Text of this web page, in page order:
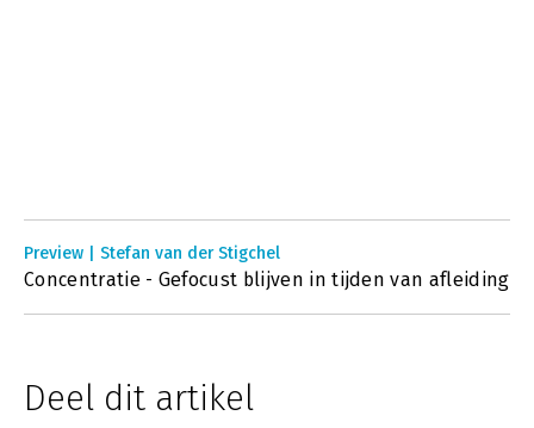
Preview | Stefan van der Stigchel
Concentratie - Gefocust blijven in tijden van afleiding
Deel dit artikel